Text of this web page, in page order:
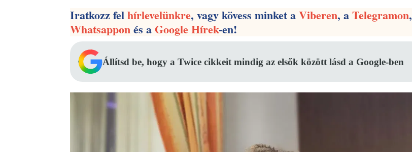
Iratkozz felhírlevelünkre, vagy kövess minket aViberen, aTelegramon,
Whatsapponés aGoogle Hírek-en!
Állítsd be, hogy a Twice cikkeit mindig az elsők között lásd a Google-ben